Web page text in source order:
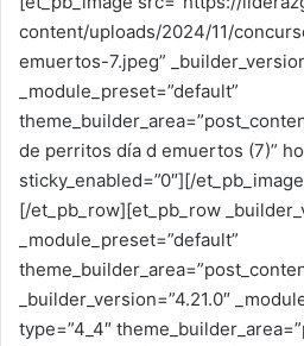
content/uploads/2024/11/
emuertos-7.jpeg”
_module_preset=”default”
de perritos día d emuertos (7)”
sticky_enabled=”0″][/
[/et_pb_row][et_pb_row
_module_preset=”default”
_builder_version=”4.21.0″
type=”4_4″